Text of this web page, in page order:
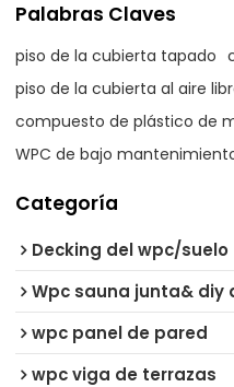
Palabras Claves
piso de la cubierta tapado
piso de la cubierta al aire
compuesto de plástico de
WPC de bajo
Categoría
Decking del wpc/suelo
Wpc sauna junta& diy
wpc panel de pared
wpc viga de terrazas